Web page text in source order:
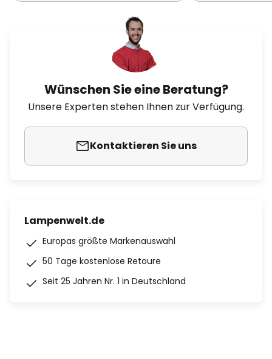
Wünschen Sie eine Beratung?
Unsere Experten stehen Ihnen zur Verfügung.
Kontaktieren Sie uns
Lampenwelt.de
Europas größte Markenauswahl
50 Tage kostenlose Retoure
Seit 25 Jahren Nr. 1 in Deutschland